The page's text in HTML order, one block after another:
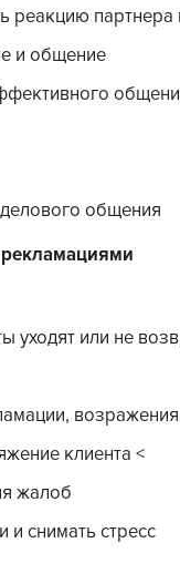
реакцию
и общение
общения
уходят или не
возражения
клиента <
жалоб
и снимать стресс